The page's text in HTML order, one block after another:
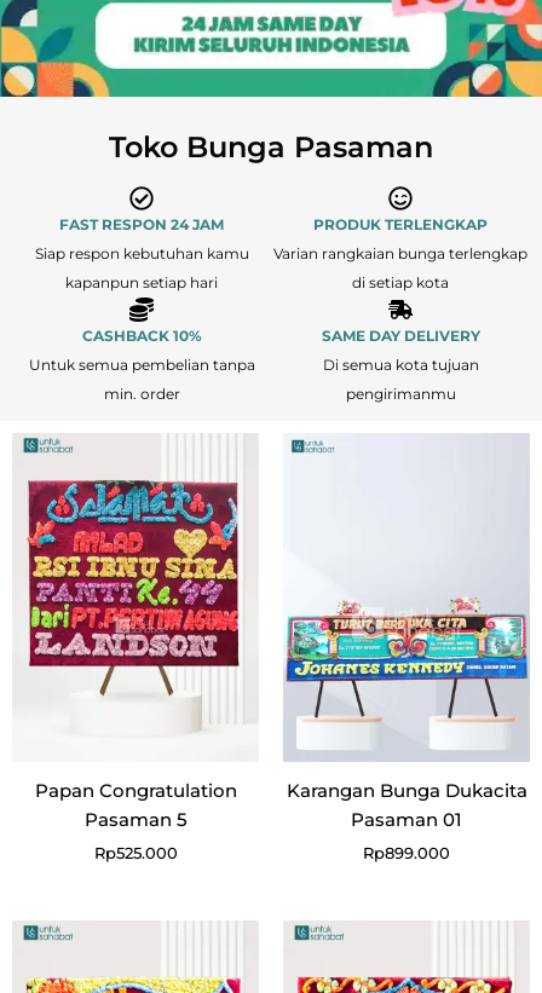
Toko Bunga Pasaman
FAST RESPON 24 JAM
Siap respon kebutuhan kamu
kapanpun setiap hari
PRODUK TERLENGKAP
Varian rangkaian bunga terlengkap
di setiap kota
CASHBACK 10%
Untuk semua pembelian tanpa
min. order
SAME DAY DELIVERY
Di semua kota tujuan
pengirimanmu
Papan Congratulation
Pasaman 5
Rp525.000
Karangan Bunga Dukacita
Pasaman 01
Rp899.000